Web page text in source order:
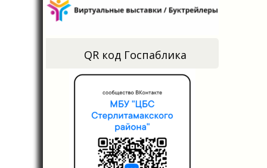
QR код Госпаблика